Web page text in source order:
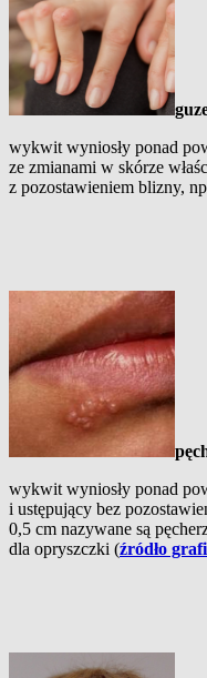
wykwit wyniosły ponad
ze zmianami w skórze
z pozostawieniem blizny,
wykwit wyniosły ponad
i ustępujący bez
0,5 cm nazywane są
dla opryszczki (źródło